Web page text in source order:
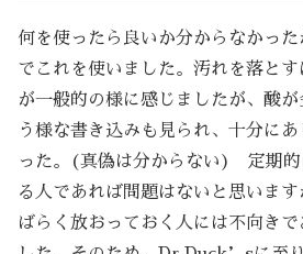
何を使ったら良いか分からなかっ
でこれを使いました。汚れを落とす
が一般的の様に感じましたが、酸
う様な書き込みも見られ、十分に
った。(真偽は分からない) 定期的
る人であれば問題はないと思いま
ばらく放おっておく人には不向き